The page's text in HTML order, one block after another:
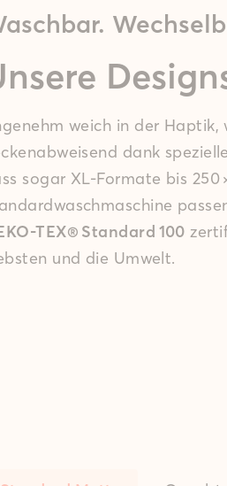
weich in der Haptik,
dank
sogar XL-Formate bis 250
Standard 100
und die Umwelt.